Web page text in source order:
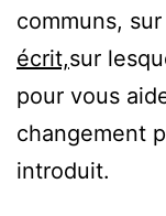
communs,
écrit,sur
pour vous
changement
introduit.